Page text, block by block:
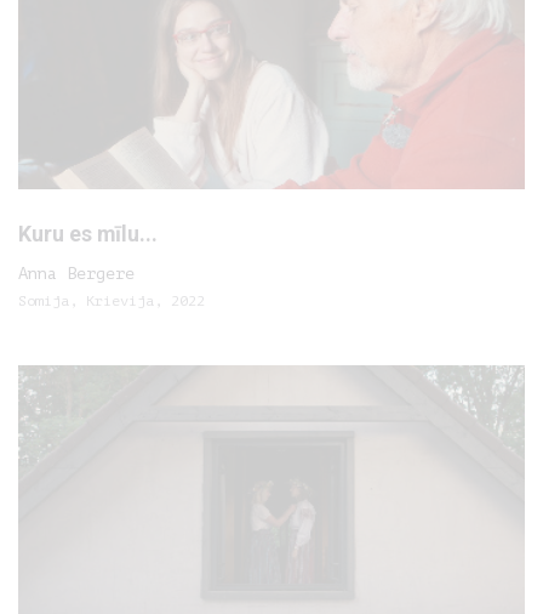
Kuru es mīlu...
Anna Bergere
Somija, Krievija, 2022